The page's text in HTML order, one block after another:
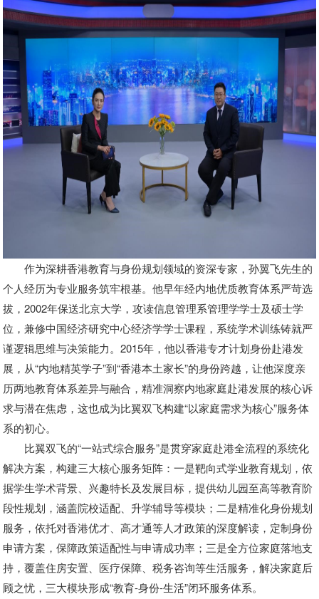
作为深耕香港教育与身份规划领域的资深专家，孙翼飞先生的
个人经历为专业服务筑牢根基。他早年经内地优质教育体系严苛选
拔，2002年保送北京大学，攻读信息管理系管理学学士及硕士学
位，兼修中国经济研究中心经济学学士课程，系统学术训练铸就严
谨逻辑思维与决策能力。2015年，他以香港专才计划身份赴港发
展，从“内地精英学子”到“香港本土家长”的身份跨越，让他深度亲
历两地教育体系差异与融合，精准洞察内地家庭赴港发展的核心诉
求与潜在焦虑，这也成为比翼双飞构建“以家庭需求为核心”服务体
系的初心。
比翼双飞的“一站式综合服务”是贯穿家庭赴港全流程的系统化
解决方案，构建三大核心服务矩阵：一是靶向式学业教育规划，依
据学生学术背景、兴趣特长及发展目标，提供幼儿园至高等教育阶
段性规划，涵盖院校适配、升学辅导等模块；二是精准化身份规划
服务，依托对香港优才、高才通等人才政策的深度解读，定制身份
申请方案，保障政策适配性与申请成功率；三是全方位家庭落地支
持，覆盖住房安置、医疗保障、税务咨询等生活服务，解决家庭后
顾之忧，三大模块形成“教育-身份-生活”闭环服务体系。